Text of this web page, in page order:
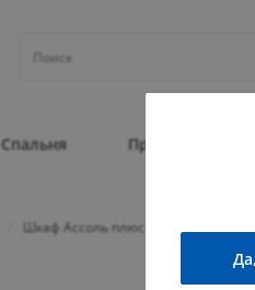
Спальня Прихожая
Шкаф Ассоль плюс АС-532К с